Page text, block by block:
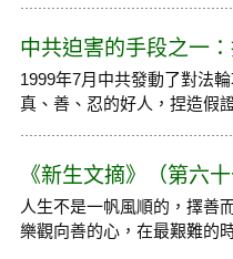
中共迫害的手段之一
1999年7月中共發動了對法
真、善、忍的好人，捏造假
《新生文摘》（第六
人生不是一帆風順的，擇善
樂觀向善的心，在最艱難的